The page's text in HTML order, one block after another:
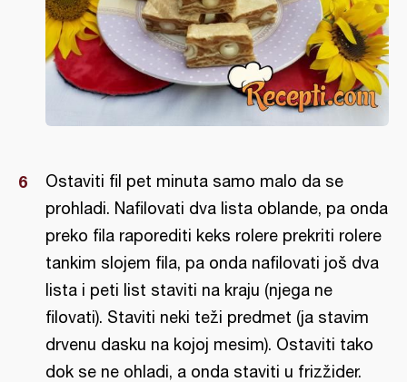
Ostaviti fil pet minuta samo malo da se
prohladi. Nafilovati dva lista oblande, pa onda
preko fila raporediti keks rolere prekriti rolere
tankim slojem fila, pa onda nafilovati još dva
lista i peti list staviti na kraju (njega ne
filovati). Staviti neki teži predmet (ja stavim
drvenu dasku na kojoj mesim). Ostaviti tako
dok se ne ohladi, a onda staviti u frizžider.